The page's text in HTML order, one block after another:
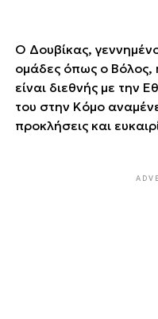
Ο Δουβίκας,
ομάδες όπως ο Βόλος,
είναι διεθνής με την
του στην Κόμο
προκλήσεις και